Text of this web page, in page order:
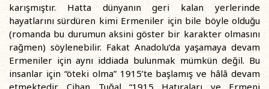
karışmıştır. Hatta dünyanın geri kalan yerlerinde
hayatlarını sürdüren kimi Ermeniler için bile böyle olduğu
(romanda bu durumun aksini göster bir karakter olmasını
rağmen) söylenebilir. Fakat Anadolu’da yaşamaya devam
Ermeniler için aynı iddiada bulunmak mümkün değil. Bu
insanlar için “öteki olma” 1915’te başlamış ve hâlâ devam